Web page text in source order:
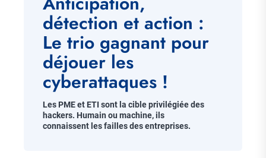
détection et action :
Le trio gagnant pour
déjouer les
cyberattaques !
Chapo
Les PME et ETI sont la cible privilégiée des
hackers. Humain ou machine, ils
connaissent les failles des entreprises.​